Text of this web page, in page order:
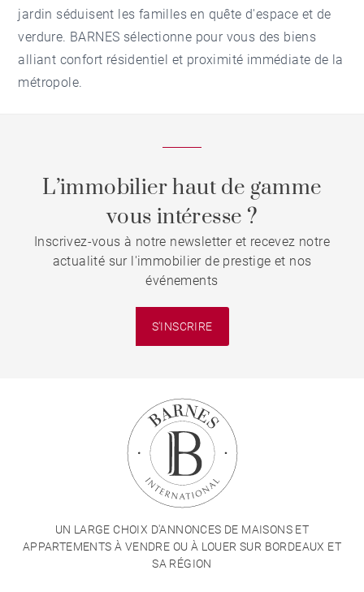
jardin séduisent les familles en quête d'espace et de
verdure. BARNES sélectionne pour vous des biens
alliant confort résidentiel et proximité immédiate de la
métropole.
L’immobilier haut de gamme
vous intéresse ?
Inscrivez-vous à notre newsletter et recevez notre
actualité sur l'immobilier de prestige et nos
événements
S'INSCRIRE
UN LARGE CHOIX D'ANNONCES DE MAISONS ET
APPARTEMENTS À VENDRE OU À LOUER SUR BORDEAUX ET
SA RÉGION